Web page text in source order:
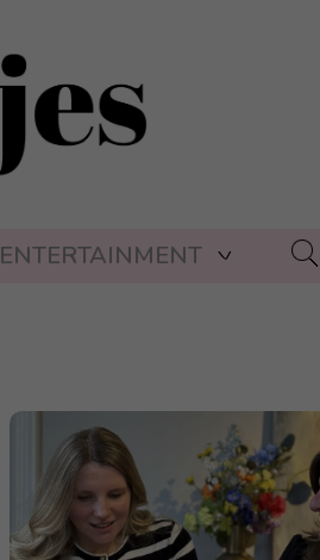
ENTERTAINMENT